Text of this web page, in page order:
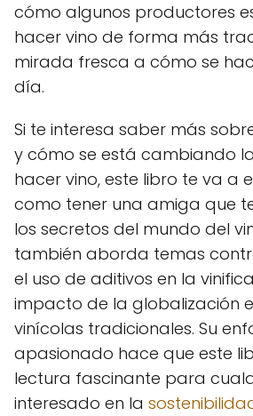
cómo algunos productores
hacer vino de forma más
mirada fresca a cómo se
día.
Si te interesa saber más
y cómo se está cambiando
hacer vino, este libro te va a
como tener una amiga que
los secretos del mundo del
también aborda temas
el uso de aditivos en la
impacto de la globalización
vinícolas tradicionales. Su
apasionado hace que este
lectura fascinante para
interesado en la